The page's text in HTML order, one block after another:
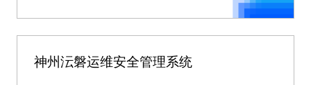
神州沄磐运维安全管理系统